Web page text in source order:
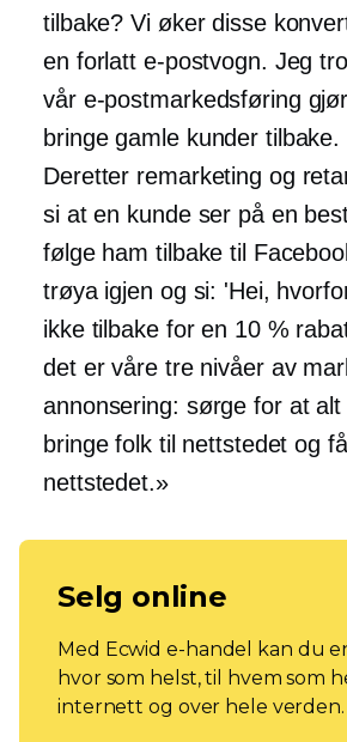
tilbake? Vi øker disse
en forlatt e-postvogn. Jeg
vår e-postmarkedsføring
bringe gamle kunder tilbake.
Deretter remarketing og
si at en kunde ser på en
følge ham tilbake til
trøya igjen og si: 'Hei,
ikke tilbake for en 10 %
det er våre tre nivåer av
annonsering: sørge for at
bringe folk til nettstedet og
nettstedet.»
Selg online
Med Ecwid e-handel kan du
hvor som helst, til hvem som
internett og over hele verden.